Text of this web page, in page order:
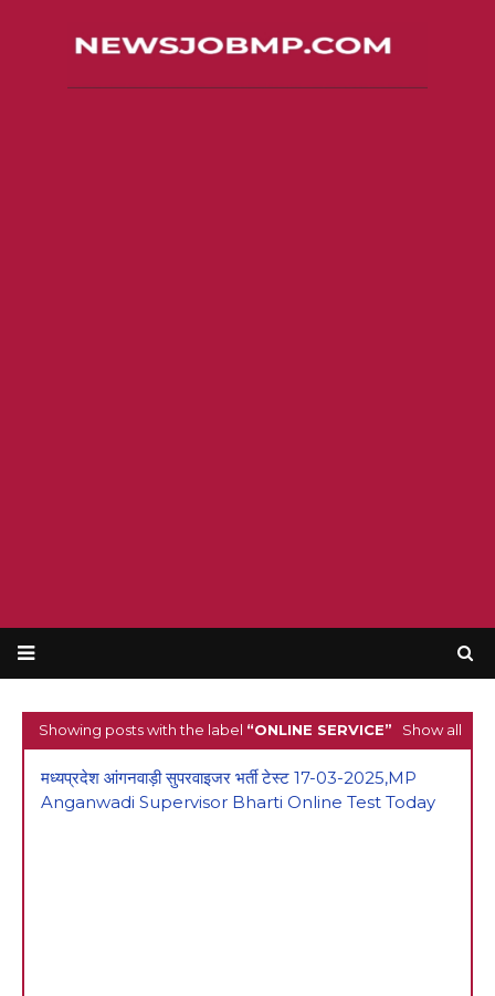
Showing posts with the label ONLINE SERVICE Show all
मध्यप्रदेश आंगनवाड़ी सुपरवाइजर भर्ती टेस्ट 17-03-2025,MP
Anganwadi Supervisor Bharti Online Test Today